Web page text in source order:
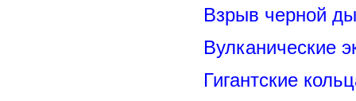
Взрыв черной
Вулканические
Гигантские